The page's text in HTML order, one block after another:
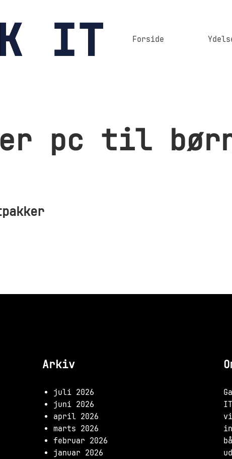
Forside
pc til
Arkiv
juli 2026
juni 2026
april 2026
marts 2026
februar 2026
januar 2026